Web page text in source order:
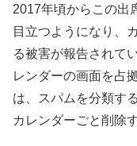
2017年頃からこの出
目立つようになり、
る被害が報告されて
レンダーの画面を占
は、スパムを分類す
カレンダーごと削除